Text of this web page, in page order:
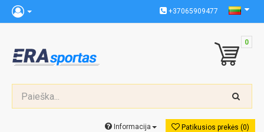
+37065909477
0
Patikusios prekės (0)
Informacija